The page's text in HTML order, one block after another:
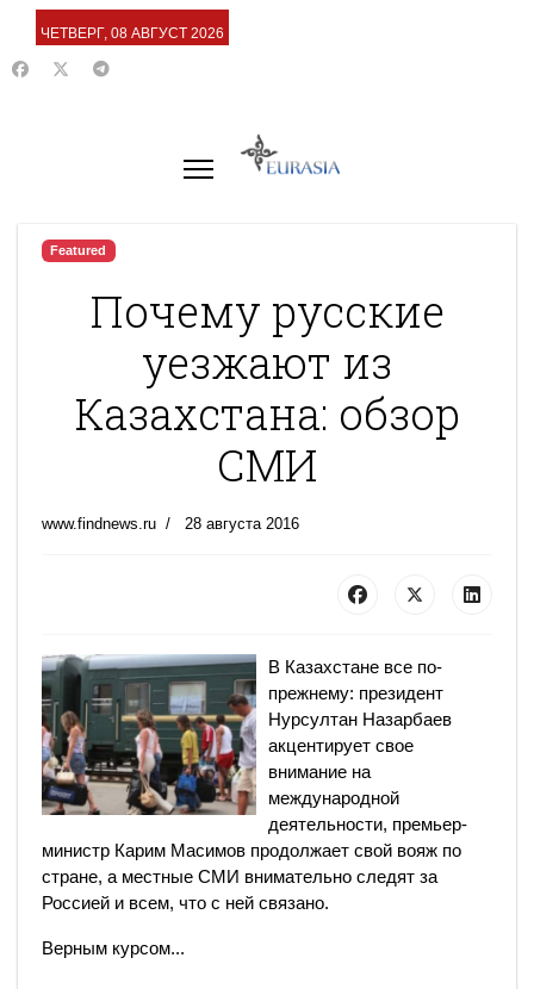
ЧЕТВЕРГ, 08 АВГУСТ 2026
Featured
Почему русские
уезжают из
Казахстана: обзор
СМИ
www.findnews.ru 28 августа 2016
В Казахстане все по-
прежнему: президент
Нурсултан Назарбаев
акцентирует свое
внимание на
международной
деятельности, премьер-
министр Карим Масимов продолжает свой вояж по
стране, а местные СМИ внимательно следят за
Россией и всем, что с ней связано.
Верным курсом...